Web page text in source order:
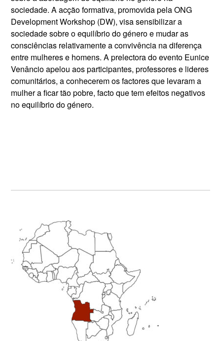
sociedade. A acção formativa, promovida pela ONG
Development Workshop (DW), visa sensibilizar a
sociedade sobre o equilíbrio do género e mudar as
consciências relativamente a convivência na diferença
entre mulheres e homens. A prelectora do evento Eunice
Venâncio apelou aos participantes, professores e lideres
comunitários, a conhecerem os factores que levaram a
mulher a ficar tão pobre, facto que tem efeitos negativos
no equilíbrio do género.
Primary
Sidebar